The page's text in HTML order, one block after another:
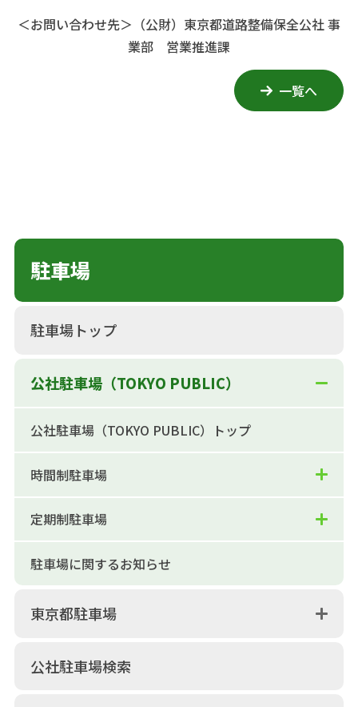
＜お問い合わせ先＞ （公財）東京都道路整備保全公社 事
業部 営業推進課
一覧へ
駐車場
駐車場トップ
公社駐車場（TOKYO PUBLIC）
公社駐車場（TOKYO PUBLIC）トップ
時間制駐車場
定期制駐車場
駐車場に関するお知らせ
東京都駐車場
公社駐車場検索